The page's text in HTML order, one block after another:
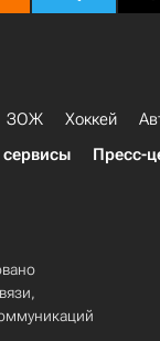
ЗОЖ Хоккей
Пресс-